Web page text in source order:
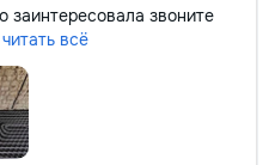
заинтересовала звоните
читать всё